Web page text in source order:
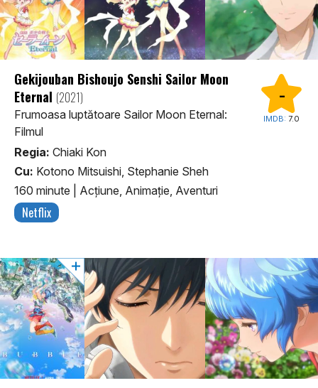
-
IMDB: 7.0
Gekijouban Bishoujo Senshi Sailor Moon
Eternal (2021)
Frumoasa luptătoare Sailor Moon Eternal:
Filmul
Regia: Chiaki Kon
Cu: Kotono Mitsuishi, Stephanie Sheh
160 minute
Acţiune, Animaţie, Aventuri
Netflix